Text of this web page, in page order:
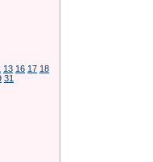
13 16 17 18
31